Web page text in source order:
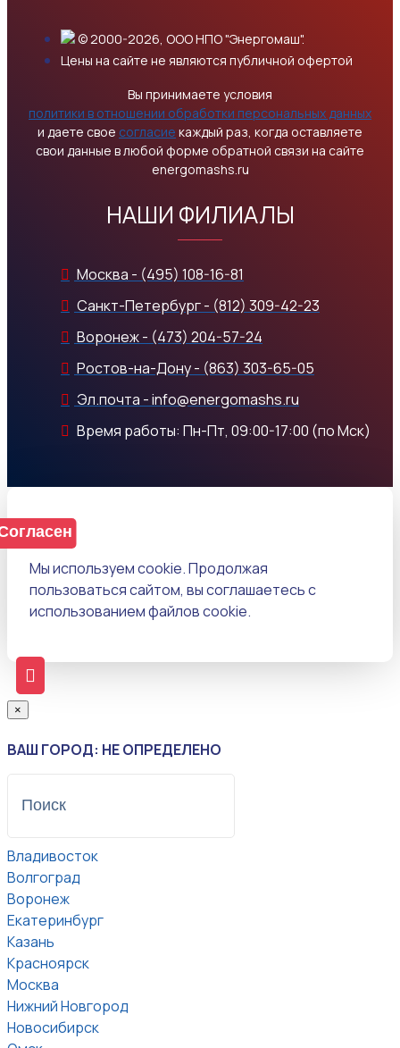
© 2000-2026, ООО НПО "Энергомаш".
Цены на сайте не являются публичной офертой
Вы принимаете условия
политики в отношении обработки персональных данных
и даете свое согласие каждый раз, когда оставляете
свои данные в любой форме обратной связи на сайте
energomashs.ru
НАШИ ФИЛИАЛЫ
Москва - (495) 108-16-81
Санкт-Петербург - (812) 309-42-23
Воронеж - (473) 204-57-24
Ростов-на-Дону - (863) 303-65-05
Эл.почта - info@energomashs.ru
Время работы: Пн-Пт, 09:00-17:00 (по Мск)
Мы используем cookie. Продолжая
пользоваться сайтом, вы соглашаетесь с
использованием файлов cookie.
×
ВАШ ГОРОД: НЕ ОПРЕДЕЛЕНО
Владивосток
Волгоград
Воронеж
Екатеринбург
Казань
Красноярск
Москва
Нижний Новгород
Новосибирск